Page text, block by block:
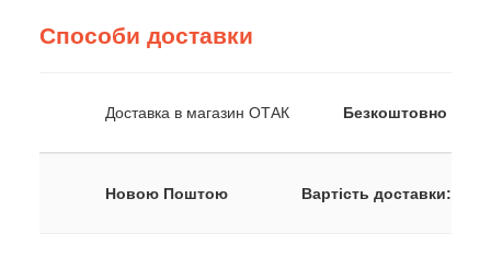
Способи доставки
Доставка в магазин ОТАК Безкоштовно
Новою Поштою Вартість доставки: